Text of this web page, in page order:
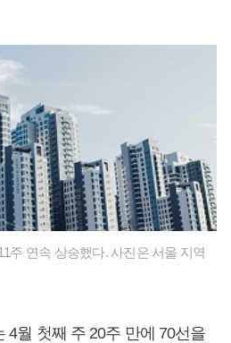
주 연속 상승했다. 사진은 서울 지역
4월 첫째 주 20주 만에 70선을